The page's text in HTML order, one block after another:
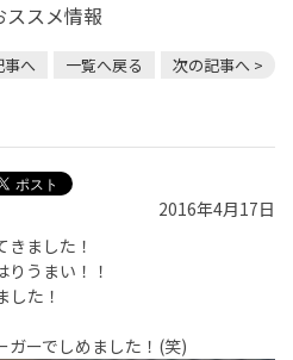
ススメ情報
事へ 一覧へ戻る 次の記事へ >
2016年4月17日
ました！
うまい！！
した！
ガーでしめました！(笑)